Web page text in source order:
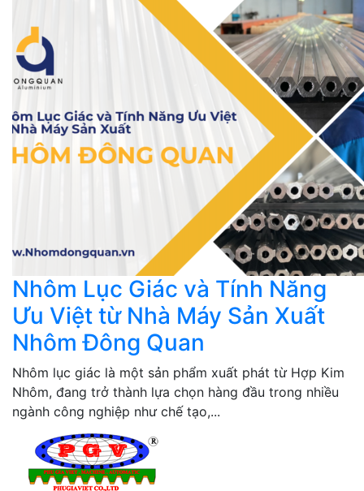
Nhôm Lục Giác và Tính Năng
Ưu Việt từ Nhà Máy Sản Xuất
Nhôm Đông Quan
Nhôm lục giác là một sản phẩm xuất phát từ Hợp Kim
Nhôm, đang trở thành lựa chọn hàng đầu trong nhiều
ngành công nghiệp như chế tạo,...